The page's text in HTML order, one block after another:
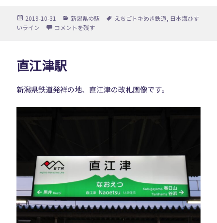
投
稿
2019-10-31
カ
テ
新潟県の駅
タ
えちごトキめき鉄道, 日本海ひす
いライン
能生駅 に
コメントを残す
直江津駅
新潟県鉄道発祥の地、直江津の改札画像です。